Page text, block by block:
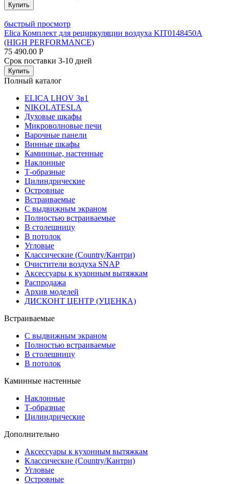
Купить
быстрый просмотр
Elica Комплект для рециркуляции воздуха KIT0148450A
(HIGH PERFORMANCE)
75 490.00 Р
Срок поставки 3-10 дней
Купить
Полный каталог
ELICA LHOV 3в1
NIKOLATESLA
Духовые шкафы
Микроволновые печи
Варочные панели
Винные шкафы
Каминные, настенные
Наклонные
Т-образные
Цилиндрические
Островные
Встраиваемые
С выдвижным экраном
Полностью встраиваемые
В столешницу
В потолок
Угловые
Классические (Country/Кантри)
Очистители воздуха SNAP
Аксессуары к кухонным вытяжкам
Распродажа
Архив моделей
ДИСКОНТ ЦЕНТР (УЦЕНКА)
Встраиваемые
С выдвижным экраном
Полностью встраиваемые
В столешницу
В потолок
Каминные настенные
Наклонные
Т-образные
Цилиндрические
Дополнительно
Аксессуары к кухонным вытяжкам
Классические (Country/Кантри)
Угловые
Островные